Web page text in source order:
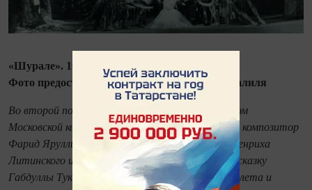
«Шурале». 1945.
Фото предоставлено ТГАТОиБ им. Мусы Джалиля
Во второй половине 1939 года, будучи студентом
Московской консерватории, молодой татарский композитор
Фарид Яруллин получил от своего профессора Генриха
Литинского интересное задание: использовать сказку
Габдуллы Тукая «Шурале» в качестве основы балета и